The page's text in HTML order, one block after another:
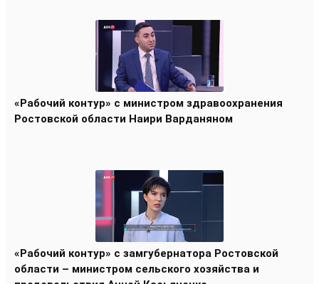
«Рабочий контур» с министром здравоохранения
Ростовской области Наири Варданяном
«Рабочий контур» с замгубернатора Ростовской
области – министром сельского хозяйства и